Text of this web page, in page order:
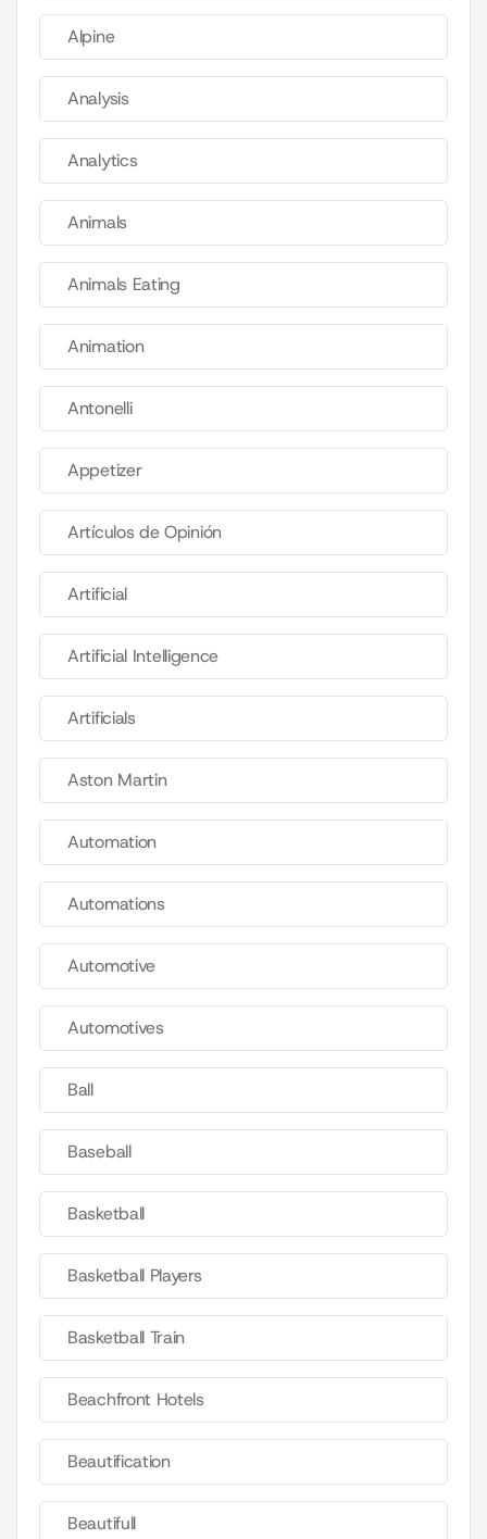
Alpine
Analysis
Analytics
Animals
Animals Eating
Animation
Antonelli
Appetizer
Artículos de Opinión
Artificial
Artificial Intelligence
Artificials
Aston Martin
Automation
Automations
Automotive
Automotives
Ball
Baseball
Basketball
Basketball Players
Basketball Train
Beachfront Hotels
Beautification
Beautifull